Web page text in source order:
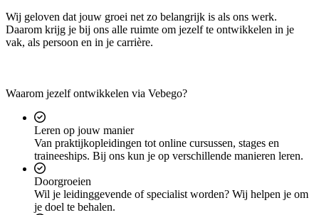
Wij geloven dat jouw groei net zo belangrijk is als ons werk.
Daarom krijg je bij ons alle ruimte om jezelf te ontwikkelen in je
vak, als persoon en in je carrière.
Waarom jezelf ontwikkelen via Vebego?
Leren op jouw manier
Van praktijkopleidingen tot online cursussen, stages en
traineeships. Bij ons kun je op verschillende manieren leren.
Doorgroeien
Wil je leidinggevende of specialist worden? Wij helpen je om
je doel te behalen.